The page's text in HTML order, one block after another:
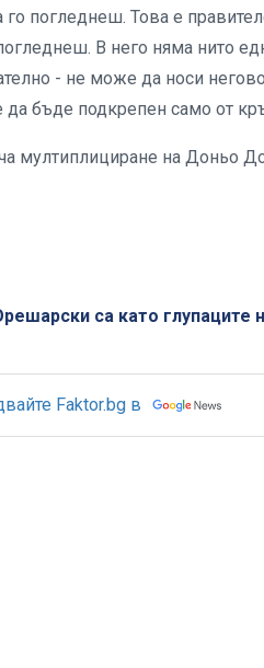
погледнеш. Това е
В него няма нито
- не може да носи
бъде подкрепен само от
мултиплициране на Доньо
са като глупаците
Faktor.bg в